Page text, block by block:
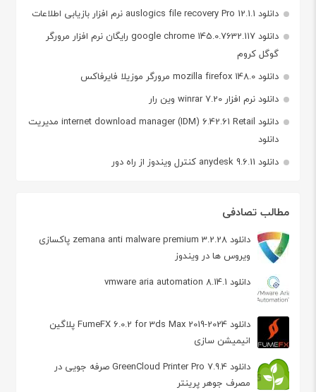
دانلود auslogics file recovery Pro 12.1.1 نرم افزار بازیابی اطلاعات
دانلود google chrome 145.0.7632.117 رایگان نرم افزار مرورگر
گوگل کروم
دانلود mozilla firefox 148.0 مرورگر موزیلا فایرفاکس
دانلود نرم افزار winrar 7.20 وین رار
دانلود internet download manager (IDM) 6.42.61 Retail مدیریت
دانلود
دانلود anydesk 9.6.11 کنترل ویندوز از راه دور
مطالب تصادفی
دانلود zemana anti malware premium 3.2.28 پاکسازی
ویروس ها در ویندوز
دانلود vmware aria automation 8.14.1
دانلود FumeFX 6.0.2 for 3ds Max 2019-2024 پلاگین
انیمیشن سازی
دانلود GreenCloud Printer Pro 7.9.4 صرفه جویی در
مصرف جوهر پرینتر